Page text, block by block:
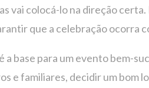
vai colocá-lo na direção
que a celebração ocorra
a base para um evento bem-
e familiares, decidir um bom